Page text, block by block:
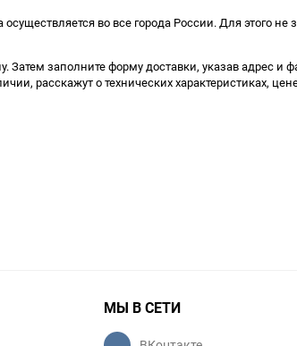
во все города России. Для этого
заполните форму доставки, указав адрес и
расскажут о технических характеристиках,
МЫ В СЕТИ